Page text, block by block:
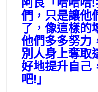
們，只是讓他
了，像這樣的
他們多多努力
別人身上奪取
好地提升自己
吧!」